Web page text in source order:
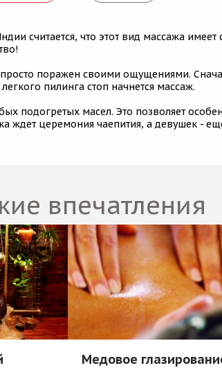
считается, что этот вид массажа
просто поражен своими ощущениями.
пилинга стоп начнется массаж.
подогретых масел. Это позволяет
ждет церемония чаепития, а девушек -
впечатления
Медовое